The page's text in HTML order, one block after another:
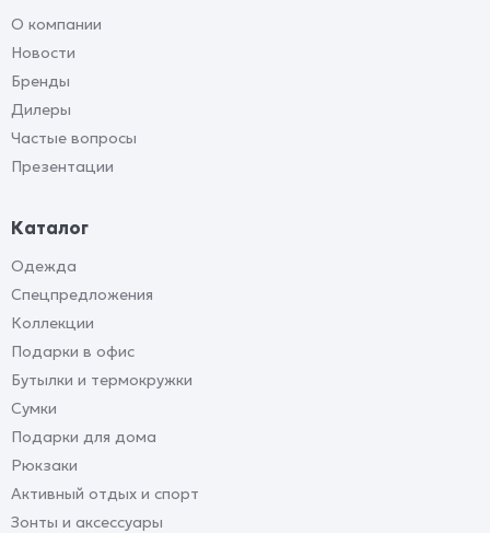
О компании
Новости
Бренды
Дилеры
Частые вопросы
Презентации
Каталог
Одежда
Спецпредложения
Коллекции
Подарки в офис
Бутылки и термокружки
Сумки
Подарки для дома
Рюкзаки
Активный отдых и спорт
Зонты и аксессуары